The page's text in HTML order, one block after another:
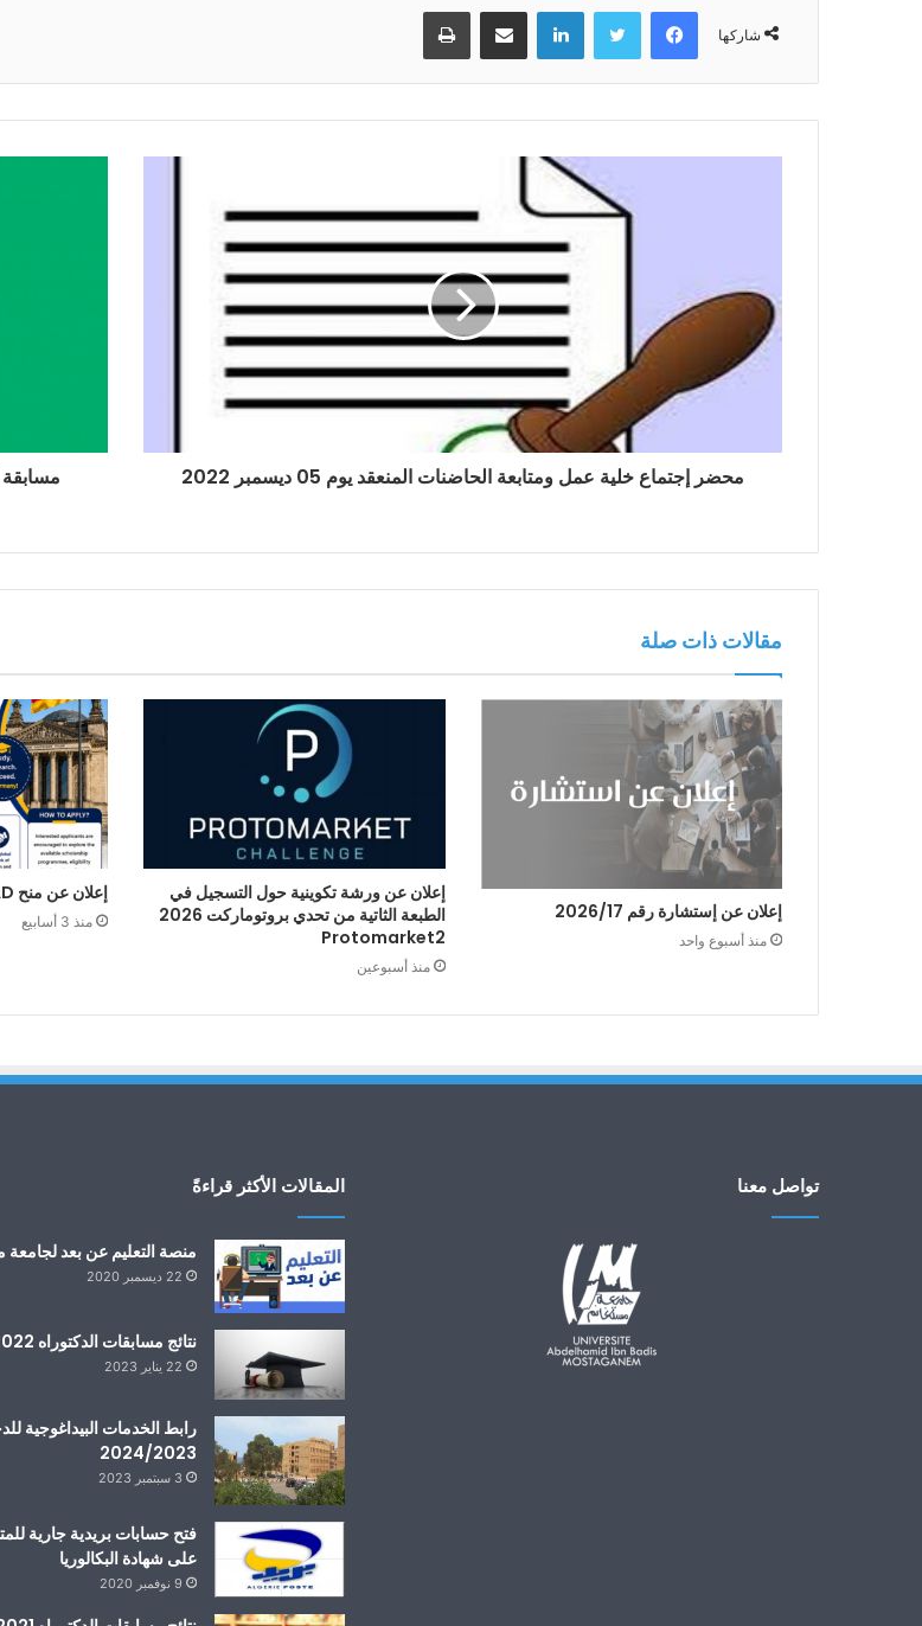
شاركها
فيسبوك تويتر لينكدإن مشاركة عبر البريد طباعة
محضر إجتماع خلية عمل ومتابعة الحاضنات المنعقد يوم 05 ديسمبر 2022
مقالات ذات صلة
إعلان عن إستشارة رقم 2026/17
منذ أسبوع واحد
إعلان عن ورشة تكوينية حول التسجيل في
الطبعة الثاتية من تحدي بروتوماركت 2026
Protomarket2
منذ أسبوعين
إعلان عن منح DAAD الألمانية لسنة 2027
منذ 3 أسابيع
تواصل معنا المقالات الأكثر قراءةً
منصة التعليم عن بعد لجامعة
22 ديسمبر 2020
نتائج مسابقات الدكتوراه 2022 ـ 2023
22 يناير 2023
رابط الخدمات البيداغوجية
2024/2023
3 سبتمبر 2023
فتح حسابات بريدية جارية
على شهادة البكالوريا
9 نوفمبر 2020